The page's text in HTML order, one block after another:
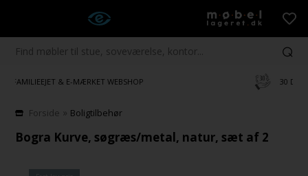
30 DAGES TILFREDSHEDSGARANTI!
Forside » Boligtilbehør
Bogra Kurve, søgræs/metal, natur, sæt af 2